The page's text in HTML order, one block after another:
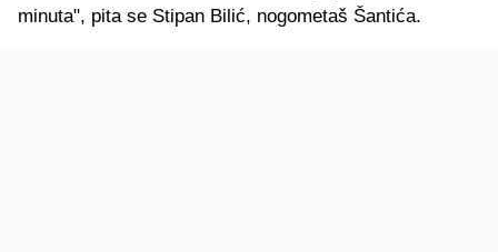
minuta", pita se Stipan Bilić, nogometaš Šantića.